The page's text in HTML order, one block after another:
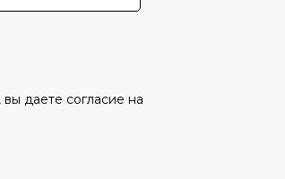
даете согласие на